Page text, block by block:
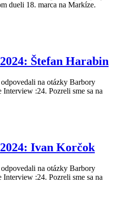
dueli 18. marca na Markíze.
Štefan Harabin
na otázky Barbory
:24. Pozreli sme sa na
Ivan Korčok
na otázky Barbory
:24. Pozreli sme sa na